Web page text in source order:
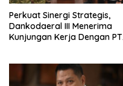
Perkuat Sinergi Strategis,
Dankodaeral III Menerima
Kunjungan Kerja Dengan PT